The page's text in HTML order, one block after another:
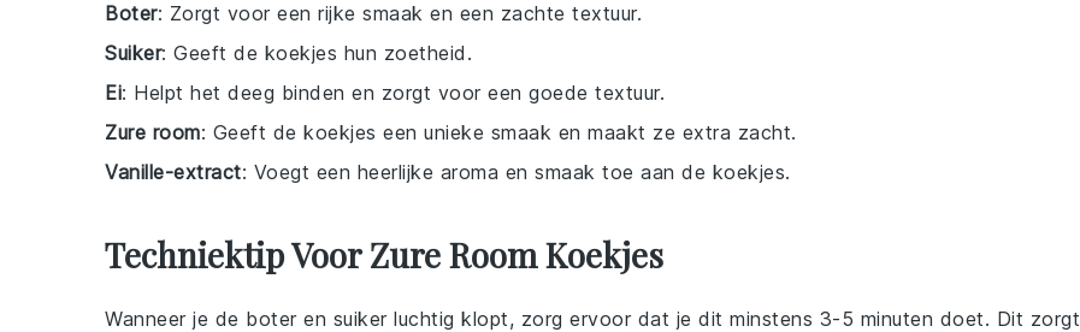
Boter: Zorgt voor een rijke smaak en een zachte textuur.
Suiker: Geeft de koekjes hun zoetheid.
Ei: Helpt het deeg binden en zorgt voor een goede textuur.
Zure room: Geeft de koekjes een unieke smaak en maakt ze extra zacht.
Vanille-extract: Voegt een heerlijke aroma en smaak toe aan de koekjes.
Techniektip Voor Zure Room Koekjes
Wanneer je de boter en suiker luchtig klopt, zorg ervoor dat je dit minstens 3-5 minuten doet. Dit zorgt